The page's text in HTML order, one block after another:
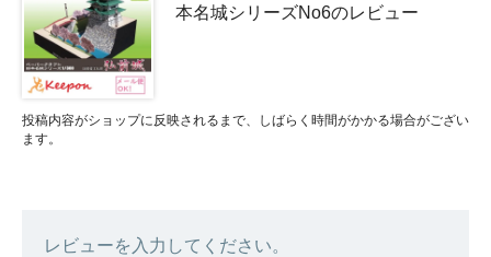
本名城シリーズNo6のレビュー
投稿内容がショップに反映されるまで、しばらく時間がかかる場合がござい
ます。
レビューを入力してください。